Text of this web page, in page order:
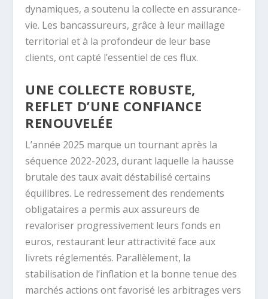
dynamiques, a soutenu la collecte en assurance-
vie. Les bancassureurs, grâce à leur maillage
territorial et à la profondeur de leur base
clients, ont capté l’essentiel de ces flux.
UNE COLLECTE ROBUSTE,
REFLET D’UNE CONFIANCE
RENOUVELÉE
L’année 2025 marque un tournant après la
séquence 2022-2023, durant laquelle la hausse
brutale des taux avait déstabilisé certains
équilibres. Le redressement des rendements
obligataires a permis aux assureurs de
revaloriser progressivement leurs fonds en
euros, restaurant leur attractivité face aux
livrets réglementés. Parallèlement, la
stabilisation de l’inflation et la bonne tenue des
marchés actions ont favorisé les arbitrages vers